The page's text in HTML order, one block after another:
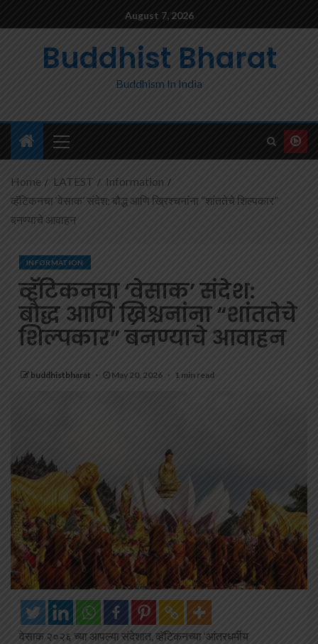
August 7, 2026
Buddhist Bharat
Buddhism In India
Home LATEST
Information
व्हॅटिकनचा ‘वेसाक’ संदेश: बौद्ध आणि ख्रिश्चनांना “शांततेचे शिल्पकार”
बनण्याचे आवाहन
INFORMATION
व्हॅटिकनचा ‘वेसाक’ संदेश:
बौद्ध आणि ख्रिश्चनांना “शांततेचे
शिल्पकार” बनण्याचे आवाहन
buddhistbharat May 20, 2026 1 min read
वेसाक २०२६ च्या आपल्या संदेशात, व्हॅटिकनच्या ‘आंतरधर्मीय